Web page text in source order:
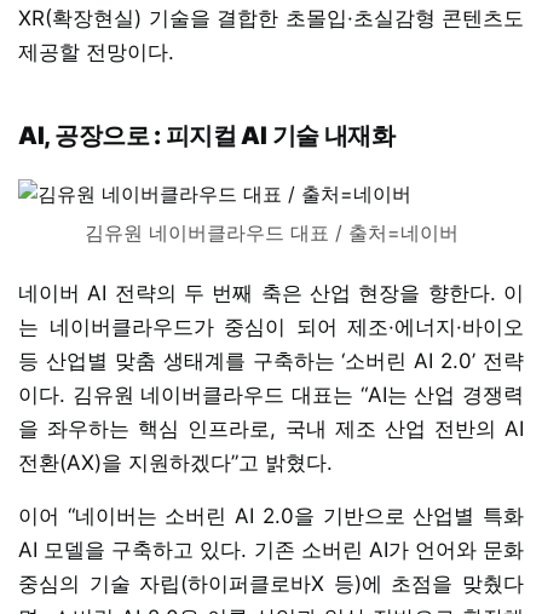
XR(확장현실) 기술을 결합한 초몰입·초실감형 콘텐츠도
제공할 전망이다.
AI, 공장으로 : 피지컬 AI 기술 내재화
김유원 네이버클라우드 대표 / 출처=네이버
네이버 AI 전략의 두 번째 축은 산업 현장을 향한다. 이
는 네이버클라우드가 중심이 되어 제조·에너지·바이오
등 산업별 맞춤 생태계를 구축하는 ‘소버린 AI 2.0’ 전략
이다. 김유원 네이버클라우드 대표는 “AI는 산업 경쟁력
을 좌우하는 핵심 인프라로, 국내 제조 산업 전반의 AI
전환(AX)을 지원하겠다”고 밝혔다.
이어 “네이버는 소버린 AI 2.0을 기반으로 산업별 특화
AI 모델을 구축하고 있다. 기존 소버린 AI가 언어와 문화
중심의 기술 자립(하이퍼클로바X 등)에 초점을 맞췄다